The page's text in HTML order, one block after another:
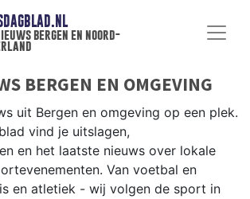
bergen en noord-
BERGEN EN OMGEVING
uit Bergen en omgeving op een plek.
vind je uitslagen,
en het laatste nieuws over lokale
Van voetbal en
en atletiek - wij volgen de sport in